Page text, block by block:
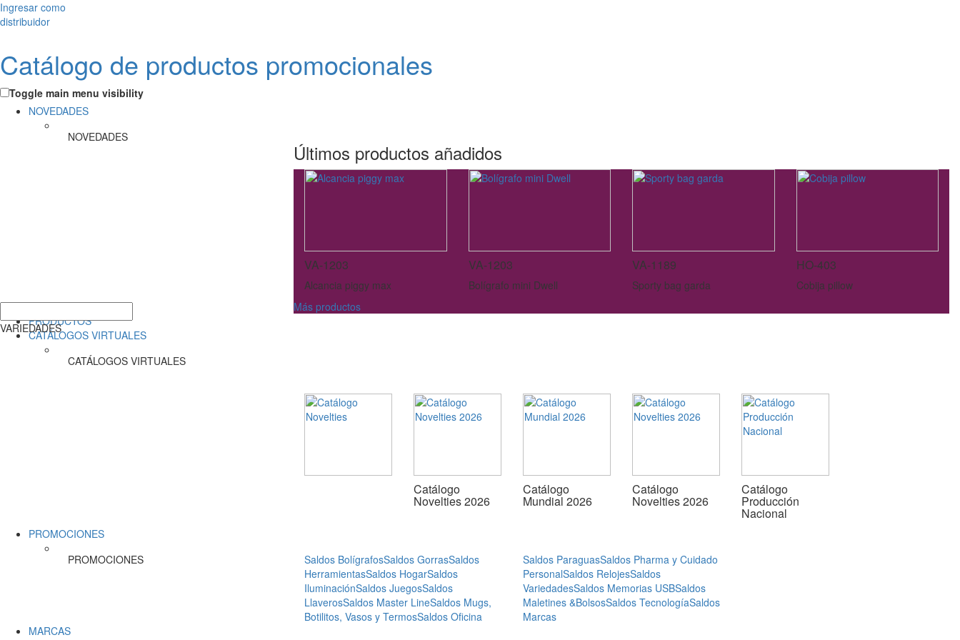
Ingresar como
distribuidor
Catálogo de productos promocionales
Toggle main menu visibility
NOVEDADES
NOVEDADES
Últimos productos añadidos
VA-1203
Alcancia piggy max
VA-1203
Bolígrafo mini Dwell
VA-1189
Sporty bag garda
HO-403
Cobija pillow
Más productos
PRODUCTOS
CATÁLOGOS VIRTUALES
CATÁLOGOS VIRTUALES
Catálogo
Novelties 2026
Catálogo
Mundial 2026
Catálogo
Novelties 2026
Catálogo
Producción
Nacional
PROMOCIONES
PROMOCIONES
Saldos BolígrafosSaldos GorrasSaldos
HerramientasSaldos HogarSaldos
IluminaciónSaldos JuegosSaldos
LlaverosSaldos Master LineSaldos Mugs,
Botilitos, Vasos y TermosSaldos Oficina
Saldos ParaguasSaldos Pharma y Cuidado
PersonalSaldos RelojesSaldos
VariedadesSaldos Memorias USBSaldos
Maletines &BolsosSaldos TecnologíaSaldos
Marcas
MARCAS
VARIEDADES